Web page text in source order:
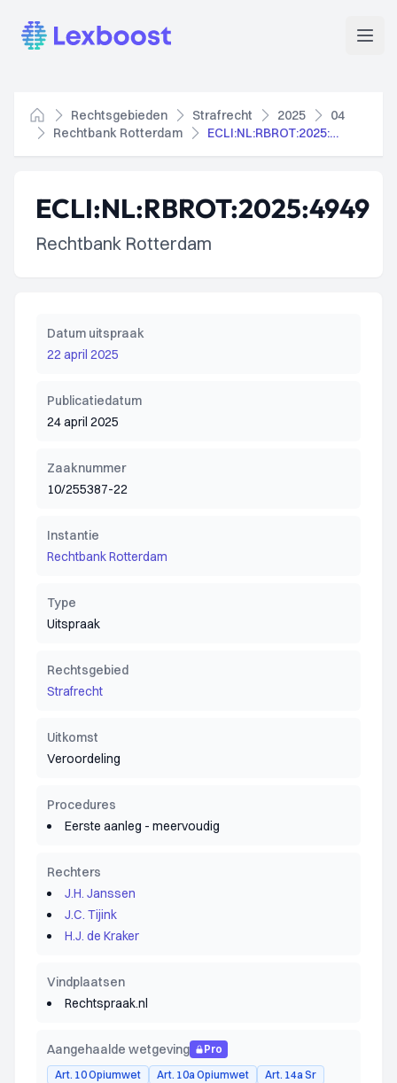
Lexboost
Home
Rechtsgebieden Strafrecht 2025
04
Rechtbank Rotterdam
ECLI:NL:RBROT:2025:4949
ECLI:NL:RBROT:2025:4949
Rechtbank Rotterdam
Datum uitspraak
22 april 2025
Publicatiedatum
24 april 2025
Zaaknummer
10/255387-22
Instantie
Rechtbank Rotterdam
Type
Uitspraak
Rechtsgebied
Strafrecht
Uitkomst
Veroordeling
Procedures
Eerste aanleg - meervoudig
Rechters
J.H. Janssen
J.C. Tijink
H.J. de Kraker
Vindplaatsen
Rechtspraak.nl
Aangehaalde wetgeving
Pro
Art. 10 Opiumwet
Art. 10a Opiumwet
Art. 14a Sr